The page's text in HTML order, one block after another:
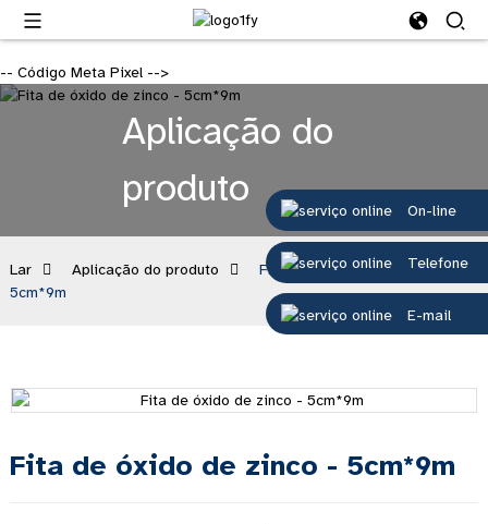
-- Código Meta Pixel -->
On-line
Telefone
E-mail
Aplicação do
produto
Lar Aplicação do produto
Fita de óxido de zinco -
5cm*9m
Fita de óxido de zinco - 5cm*9m